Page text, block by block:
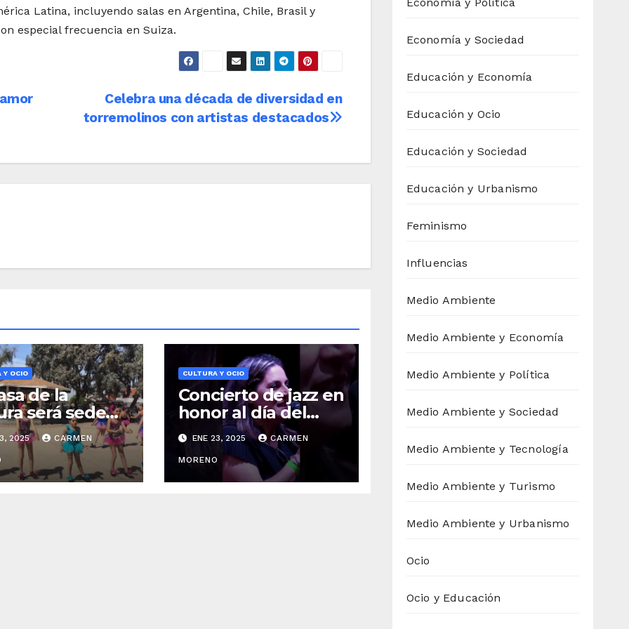
Latina, incluyendo salas en Argentina, Chile, Brasil y
especial frecuencia en Suiza.
Celebra una década de diversidad en
torremolinos con artistas destacados
Y OCIO
de la
será sede
de tap
2025 CARMEN
CULTURA Y OCIO
Concierto de jazz en
honor al día del
amor organizado
por afab
ENE 23, 2025 CARMEN
MORENO
Economía y Política
Economía y Sociedad
Educación y Economía
Educación y Ocio
Educación y Sociedad
Educación y Urbanismo
Feminismo
Influencias
Medio Ambiente
Medio Ambiente y Economía
Medio Ambiente y Política
Medio Ambiente y Sociedad
Medio Ambiente y Tecnología
Medio Ambiente y Turismo
Medio Ambiente y Urbanismo
Ocio
Ocio y Educación